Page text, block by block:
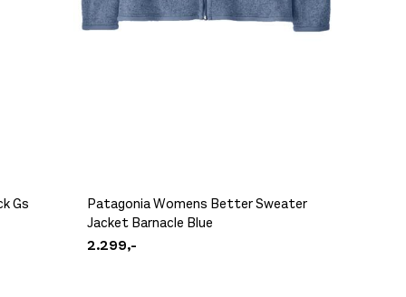
Gs
Patagonia Womens Better Sweater
Jacket Barnacle Blue
2.299,-